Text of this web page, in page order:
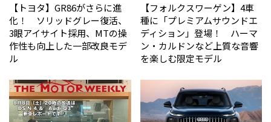
【トヨタ】GR86がさらに進
化！ ソリッドグレー復活、
3眼アイサイト採用、MTの操
作性も向上した一部改良モデ
ル
【フォルクスワーゲン】4車
種に「プレミアムサウンドエ
ディション」登場！ ハーマ
ン・カルドンなど上質な音響
を楽しむ限定モデル